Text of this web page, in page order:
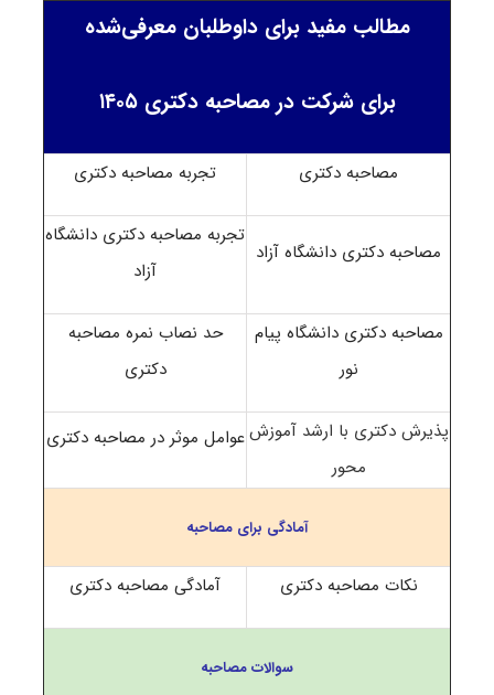
مطالب مفید برای داوطلبان معرفی‌شده
برای شرکت در مصاحبه دکتری ۱۴۰۵
مصاحبه دکتری تجربه مصاحبه دکتری
مصاحبه دکتری دانشگاه آزاد
تجربه مصاحبه دکتری دانشگاه
آزاد
مصاحبه دکتری دانشگاه پیام
نور
حد نصاب نمره مصاحبه
دکتری
پذیرش دکتری با ارشد آموزش
محور
عوامل موثر در مصاحبه دکتری
آمادگی برای مصاحبه
نکات مصاحبه دکتری آمادگی مصاحبه دکتری
سوالات مصاحبه